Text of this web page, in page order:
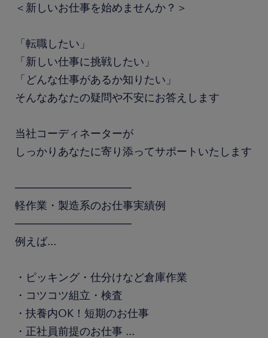
＜新しいお仕事を始めませんか？＞
「転職したい」
「新しい仕事に挑戦したい」
「どんな仕事があるか知りたい」
そんなあなたの疑問や不安にお答えします
当社コーディネーターが
しっかりあなたに寄り添ってサポートいたします
───────────────
軽作業・製造系のお仕事実績例
───────────────
例えば...
・ピッキング・仕分けなど倉庫作業
・コツコツ組立・検査
・扶養内OK！短期のお仕事
・正社員前提のお仕事 ...